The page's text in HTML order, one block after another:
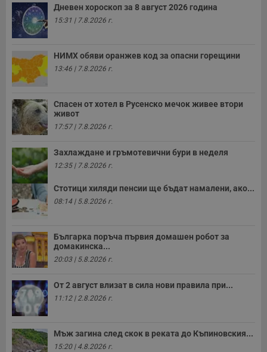
Дневен хороскоп за 8 август 2026 година
15:31 | 7.8.2026 г.
НИМХ обяви оранжев код за опасни горещини
13:46 | 7.8.2026 г.
Спасен от хотел в Русенско мечок живее втори
живот
17:57 | 7.8.2026 г.
Захлаждане и гръмотевични бури в неделя
12:35 | 7.8.2026 г.
Стотици хиляди пенсии ще бъдат намалени, ако...
08:14 | 5.8.2026 г.
Българка поръча първия домашен робот за
домакинска...
20:03 | 5.8.2026 г.
От 2 август влизат в сила нови правила при...
11:12 | 2.8.2026 г.
Мъж загина след скок в реката до Къпиновския...
15:20 | 4.8.2026 г.